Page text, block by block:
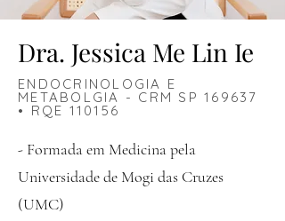
Dra. Jessica Me Lin Ie
ENDOCRINOLOGIA E
METABOLGIA - CRM SP 169637
• RQE 110156
- Formada em Medicina pela
Universidade de Mogi das Cruzes
(UMC)